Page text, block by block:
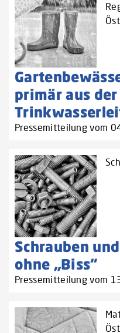
primär aus der
Pressemitteilung vom
Schrauben
ohne „Biss“
Pressemitteilung vom